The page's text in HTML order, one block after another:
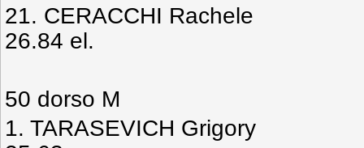
21. CERACCHI
26.84 el.
50 dorso M
1. TARASEVICH